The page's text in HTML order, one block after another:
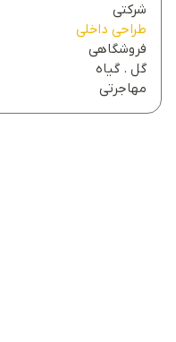
شرکتی
طراحی داخلی
فروشگاهی
گل . گیاه
مهاجرتی
نمونه کار شرکتی
داخلی/ آریانو دیزاین